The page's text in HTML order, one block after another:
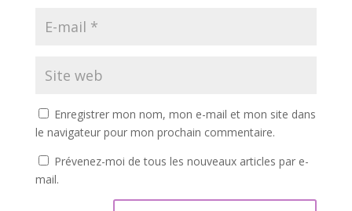
Enregistrer mon nom, mon e-mail et mon site dans
le navigateur pour mon prochain commentaire.
Prévenez-moi de tous les nouveaux articles par e-
mail.